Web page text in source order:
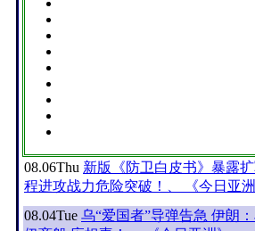
08.06Thu 新版《防卫白皮书》暴露
程进攻战力危险突破！、 《今日亚
08.04Tue 乌“爱国者”导弹告急 伊朗